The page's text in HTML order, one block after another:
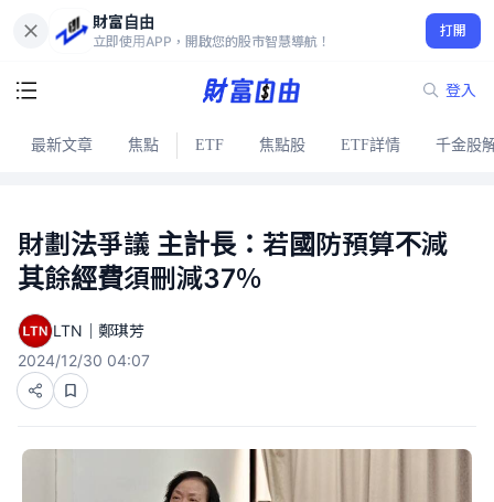
財富自由
立即使用APP，開啟您的股市智慧導航！
打開
登入
最新文章 焦點 ETF 焦點股 ETF詳情 千金股
財劃法爭議 主計長：若國防預算不減
其餘經費須刪減37％
LTN｜鄭琪芳
2024/12/30 04:07